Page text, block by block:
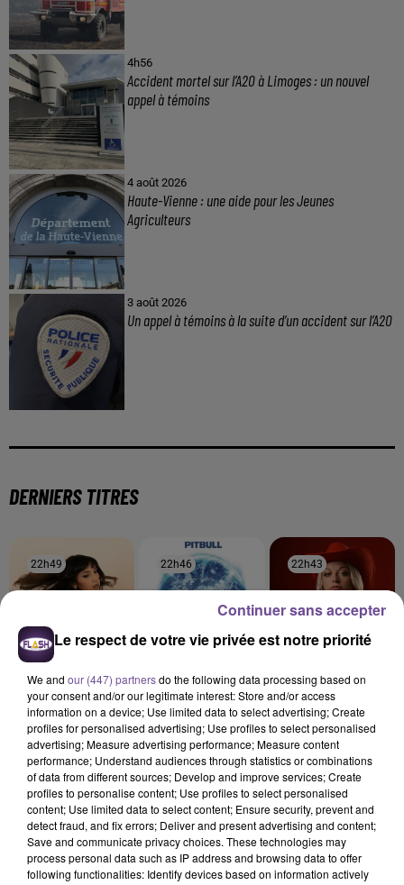
4h56
Accident mortel sur l’A20 à Limoges : un nouvel
appel à témoins
4 août 2026
Haute-Vienne : une aide pour les Jeunes
Agriculteurs
3 août 2026
Un appel à témoins à la suite d’un accident sur l’A20
DERNIERS TITRES
22h49
22h49
ORIA
Soirée Mondaine
22h46
22h46
PITBULL FEAT. KE$HA
Timber
22h43
22h43
ELOIÌZ
Cow-Girl Moderne
22h40
22h40
BENSON BOONE
In The Stars
22h37
22h37
MYLES SMITH
Drive Safe
22h34
22h34
47TER
Superstar
Le respect de votre vie privée est notre priorité
We and our (447) partnersdo the following data processing based on
your consent and/or our legitimate interest: Store and/or access
information on a device; Use limited data to select advertising; Create
profiles for personalised advertising; Use profiles to select personalised
advertising; Measure advertising performance; Measure content
performance; Understand audiences through statistics or combinations
of data from different sources; Develop and improve services; Create
profiles to personalise content; Use profiles to select personalised
content; Use limited data to select content; Ensure security, prevent and
detect fraud, and fix errors; Deliver and present advertising and content;
Save and communicate privacy choices. These technologies may
process personal data such as IP address and browsing data to offer
following functionalities: Identify devices based on information actively
Continuer sans accepter